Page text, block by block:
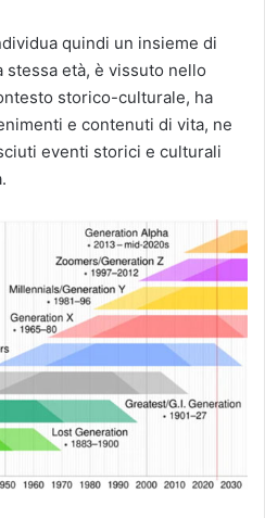
quindi un insieme di
stessa età, è vissuto nello
storico-culturale, ha
e contenuti di vita, ne
eventi storici e culturali